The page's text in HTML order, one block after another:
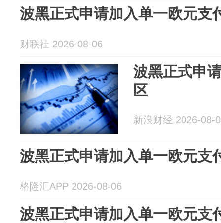
波黑正式申请加入单一欧元支
财联社 2026-08-06
波黑正式申
区
新浪财经 2026-08-
波黑正式申请加入单一欧元支
格隆汇APP 2026-08-06
波黑正式申请加入单一欧元支